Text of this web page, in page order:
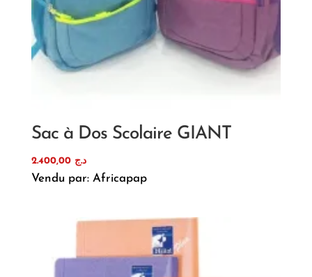
Sac à Dos Scolaire GIANT
د.ج 2.400,00
Vendu par: Africapap